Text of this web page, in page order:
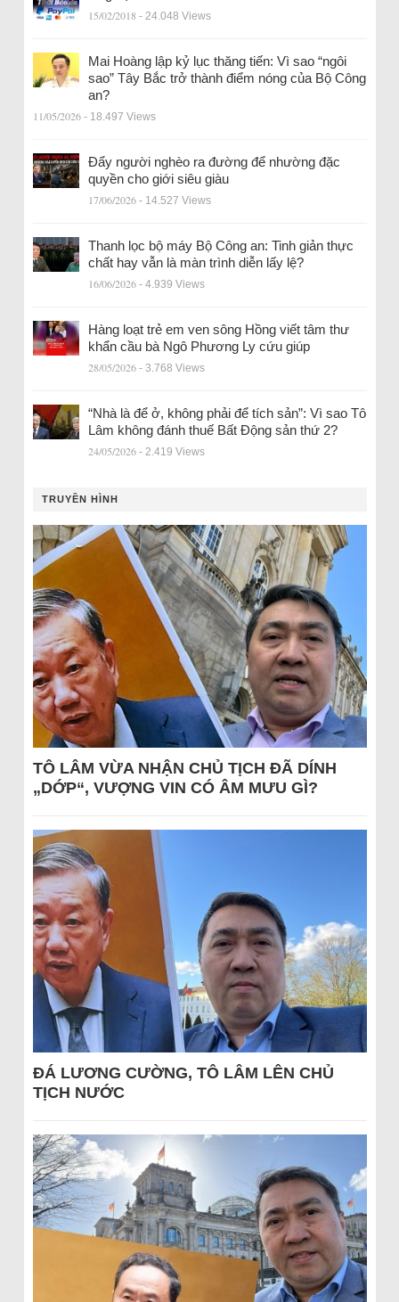
15/02/2018 - 24.048 Views
Mai Hoàng lập kỷ lục thăng tiến: Vì sao “ngôi
sao” Tây Bắc trở thành điểm nóng của Bộ Công
an?
11/05/2026 - 18.497 Views
Đẩy người nghèo ra đường để nhường đặc
quyền cho giới siêu giàu
17/06/2026 - 14.527 Views
Thanh lọc bộ máy Bộ Công an: Tinh giản thực
chất hay vẫn là màn trình diễn lấy lệ?
16/06/2026 - 4.939 Views
Hàng loạt trẻ em ven sông Hồng viết tâm thư
khẩn cầu bà Ngô Phương Ly cứu giúp
28/05/2026 - 3.768 Views
“Nhà là để ở, không phải để tích sản”: Vì sao Tô
Lâm không đánh thuế Bất Động sản thứ 2?
24/05/2026 - 2.419 Views
TRUYỀN HÌNH
TÔ LÂM VỪA NHẬN CHỦ TỊCH ĐÃ DÍNH
„DỚP“, VƯỢNG VIN CÓ ÂM MƯU GÌ?
ĐÁ LƯƠNG CƯỜNG, TÔ LÂM LÊN CHỦ
TỊCH NƯỚC